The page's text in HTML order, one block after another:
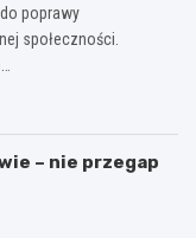
poprawy
społeczności.
– nie przegap